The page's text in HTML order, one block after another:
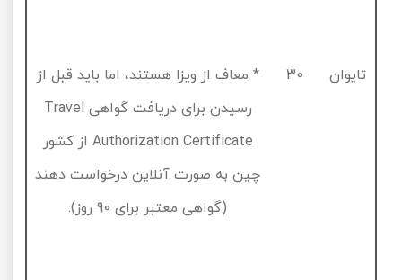
تایوان 30
* معاف از ویزا هستند، اما باید قبل از
رسیدن برای دریافت گواهیTravel
Authorization Certificateاز کشور
چین به صورت آنلاین درخواست دهند
(گواهی معتبر برای90 روز).